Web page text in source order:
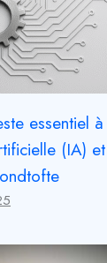
essentiel
(IA)